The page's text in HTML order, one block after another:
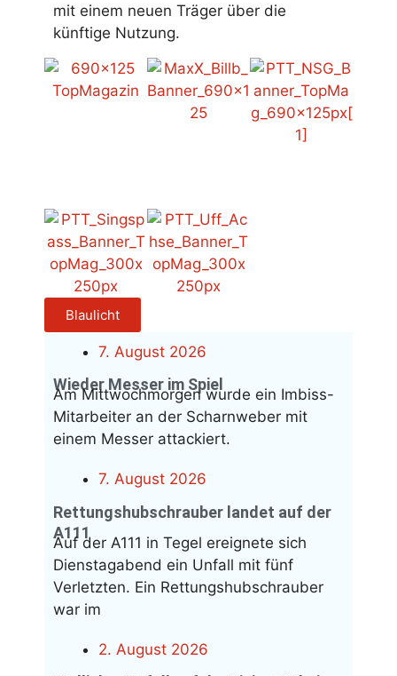
mit einem neuen Träger über die
künftige Nutzung.
Blaulicht
7. August 2026
Wieder Messer im Spiel
Am Mittwochmorgen wurde ein Imbiss-
Mitarbeiter an der Scharnweber mit
einem Messer attackiert.
7. August 2026
Rettungshubschrauber landet auf der
A111
Auf der A111 in Tegel ereignete sich
Dienstagabend ein Unfall mit fünf
Verletzten. Ein Rettungshubschrauber
war im
2. August 2026